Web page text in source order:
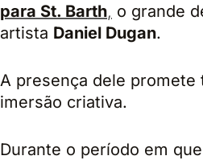
para St. Barth, o grande
artista Daniel Dugan.
A presença dele promete
imersão criativa.
Durante o período em